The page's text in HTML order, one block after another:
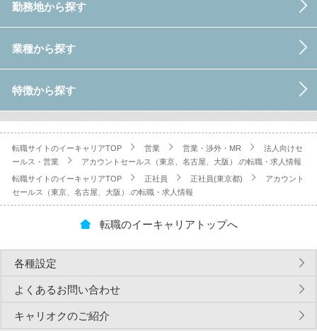
勤務地から探す
業種から探す
特徴から探す
転職サイトのイーキャリアTOP 営業 営業・渉外・MR
法人向けセ
ールス・営業
アカウントセールス（東京、名古屋、大阪）.の転職・求人情報
転職サイトのイーキャリアTOP 正社員 正社員(東京都)
アカウント
セールス（東京、名古屋、大阪）.の転職・求人情報
転職のイーキャリアトップへ
各種設定
よくあるお問い合わせ
キャリオクのご紹介